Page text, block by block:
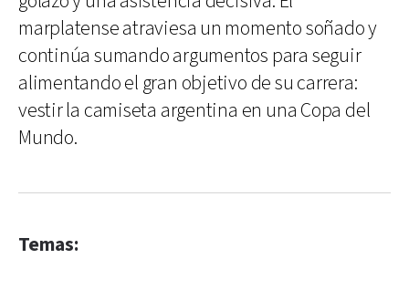
marplatense atraviesa un momento soñado y
continúa sumando argumentos para seguir
alimentando el gran objetivo de su carrera:
vestir la camiseta argentina en una Copa del
Mundo.
Temas: